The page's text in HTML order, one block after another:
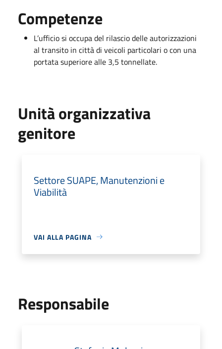
Competenze
L’ufficio si occupa del rilascio delle autorizzazioni
al transito in città di veicoli particolari o con una
portata superiore alle 3,5 tonnellate.
Unità organizzativa
genitore
Settore SUAPE, Manutenzioni e
Viabilità
VAI ALLA PAGINA
Responsabile